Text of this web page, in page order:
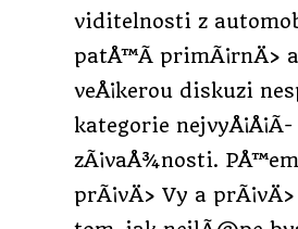
viditelnosti z
patÅ™Ã­ primÃ¡rnÄ›
veÅ¡kerou diskuzi
kategorie nejvyÅ¡Å¡Ã­
zÃ¡vaÅ¾nosti.
prÃ¡vÄ› Vy a